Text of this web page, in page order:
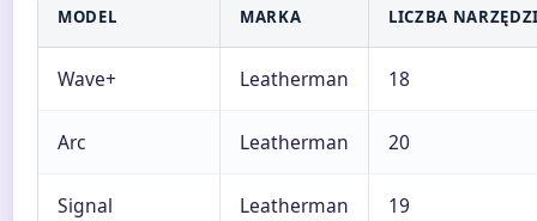
MODEL MARKA LICZBA
Wave+ Leatherman 18
Arc Leatherman 20
Signal Leatherman 19